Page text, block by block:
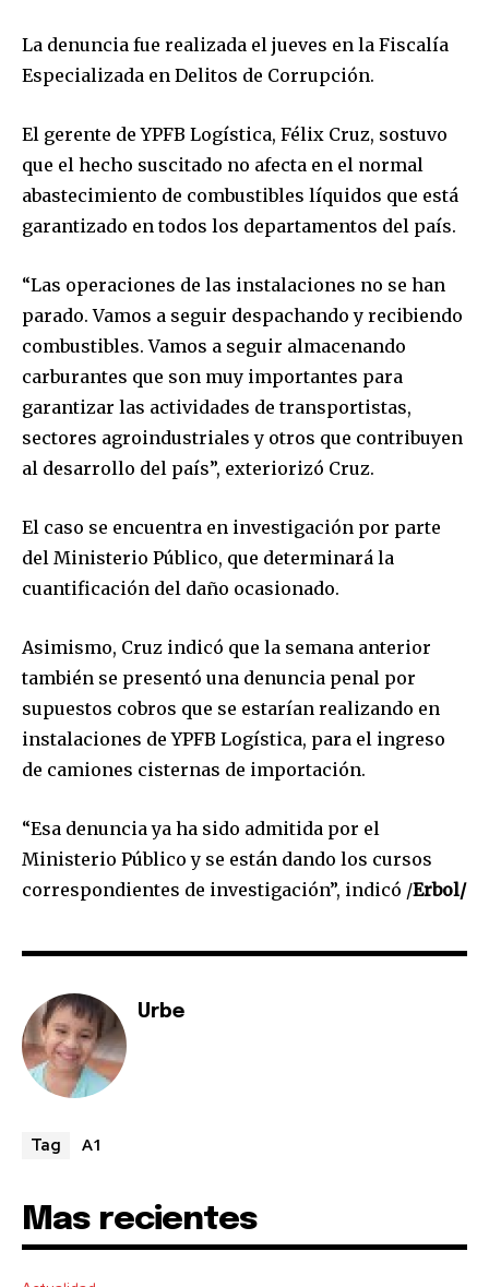
Join our community of
SUBSCRIBERS and be part of the
To subscribe, simply enter your email address on our website
or click the subscribe button below. Don't worry, we respect
your privacy and won't spam your inbox. Your information is
safe with us.
I've read and accept the
La denuncia fue realizada el jueves en la Fiscalía
Especializada en Delitos de Corrupción.
El gerente de YPFB Logística, Félix Cruz, sostuvo
que el hecho suscitado no afecta en el normal
abastecimiento de combustibles líquidos que está
garantizado en todos los departamentos del país.
“Las operaciones de las instalaciones no se han
parado. Vamos a seguir despachando y recibiendo
combustibles. Vamos a seguir almacenando
carburantes que son muy importantes para
garantizar las actividades de transportistas,
sectores agroindustriales y otros que contribuyen
al desarrollo del país”, exteriorizó Cruz.
El caso se encuentra en investigación por parte
del Ministerio Público, que determinará la
cuantificación del daño ocasionado.
Asimismo, Cruz indicó que la semana anterior
también se presentó una denuncia penal por
supuestos cobros que se estarían realizando en
instalaciones de YPFB Logística, para el ingreso
de camiones cisternas de importación.
“Esa denuncia ya ha sido admitida por el
Ministerio Público y se están dando los cursos
correspondientes de investigación”, indicó /Erbol/
Urbe
Tag A1
Mas recientes